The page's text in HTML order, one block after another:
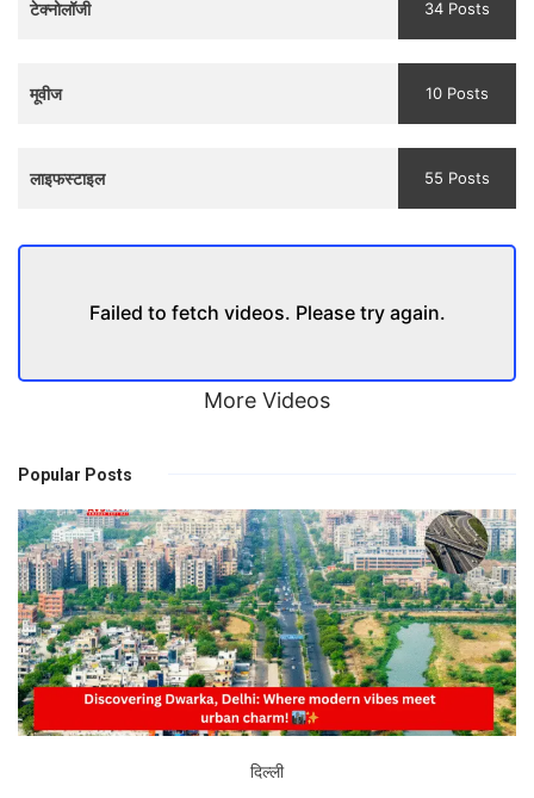
टेक्नोलॉजी 34 Posts
मूवीज 10 Posts
लाइफस्टाइल 55 Posts
Failed to fetch videos. Please try again.
More Videos
Popular Posts
दिल्ली